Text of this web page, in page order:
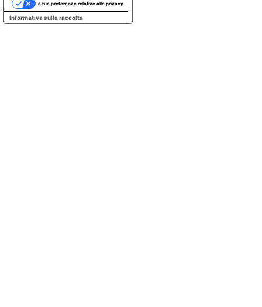
Informativa sulla raccolta
Le tue preferenze relative alla privacy